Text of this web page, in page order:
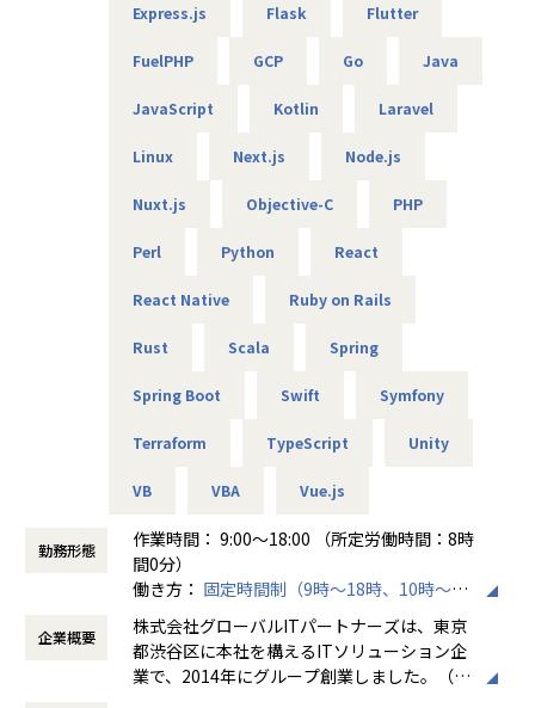
【案件選択制度】
広い分野を取り扱っているので、ご自身が本当にやりたい案
件に取り組むことが可能です。希望は100％聞き入れていま
すので、ぜひ理想の案件にチャレンジしてください。
【単価公開／単価連動制度】
当社ではご紹介する案件はすべて単価を公開しています。加
・案件の透明性の確保
・給与などの待遇面の向上
とができます。
■チーム組織構成
ちろん、会社の制度についても意見しやすい環境になってい
当社はこれからも「エンジニアファースト」な会社を目指
し、さまざまな改革を続けていきます。
Express.js Flask Flutter
FuelPHP GCP Go Java
JavaScript Kotlin Laravel
Linux Next.js Node.js
Nuxt.js Objective-C PHP
Perl Python React
React Native Ruby on Rails
Rust Scala Spring
Spring Boot Swift Symfony
Terraform TypeScript Unity
VB VBA Vue.js
勤務形態
作業時間： 9:00～18:00 （所定労働時間：8時
間0分）
働き方： 固定時間制（9時～18時、10時～19
時など）
時間外労働の有無： 有（月平均3時間～15時
間）
休憩時間： 60分
企業概要
株式会社グローバルITパートナーズは、東京
都渋谷区に本社を構えるITソリューション企
業で、2014年にグループ創業しました。（連